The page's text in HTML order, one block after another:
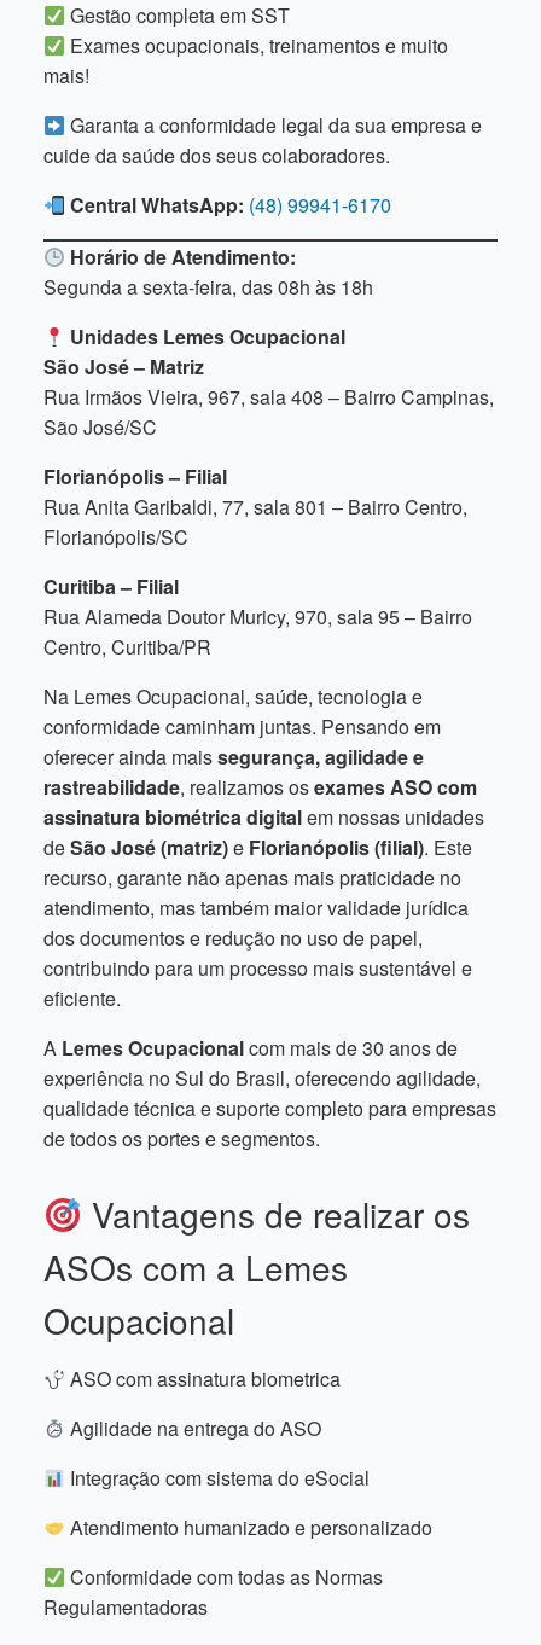
Gestão completa em SST
Exames ocupacionais, treinamentos e muito
mais!
Garanta a conformidade legal da sua empresa e
cuide da saúde dos seus colaboradores.
Central WhatsApp: (48) 99941-6170
Horário de Atendimento:
Segunda a sexta-feira, das 08h às 18h
Unidades Lemes Ocupacional
São José – Matriz
Rua Irmãos Vieira, 967, sala 408 – Bairro Campinas,
São José/SC
Florianópolis – Filial
Rua Anita Garibaldi, 77, sala 801 – Bairro Centro,
Florianópolis/SC
Curitiba – Filial
Rua Alameda Doutor Muricy, 970, sala 95 – Bairro
Centro, Curitiba/PR
Na Lemes Ocupacional, saúde, tecnologia e
conformidade caminham juntas. Pensando em
oferecer ainda maissegurança, agilidade e
rastreabilidade, realizamos osexames ASO com
assinatura biométrica digitalem nossas unidades
deSão José (matriz)e Florianópolis (filial). Este
recurso, garante não apenas mais praticidade no
atendimento, mas também maior validade jurídica
dos documentos e redução no uso de papel,
contribuindo para um processo mais sustentável e
eficiente.
A Lemes Ocupacionalcom mais de 30 anos de
experiência no Sul do Brasil, oferecendo agilidade,
qualidade técnica e suporte completo para empresas
de todos os portes e segmentos.
Vantagens de realizar os
ASOs com a Lemes
Ocupacional
ASO com assinatura biometrica
Agilidade na entrega do ASO
Integração com sistema do eSocial
Atendimento humanizado e personalizado
Conformidade com todas as Normas
Regulamentadoras